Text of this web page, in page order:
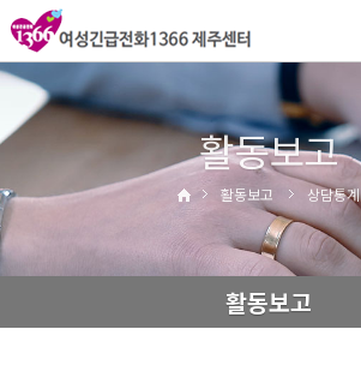
활동보고
활동보고 상담통계
활동보고